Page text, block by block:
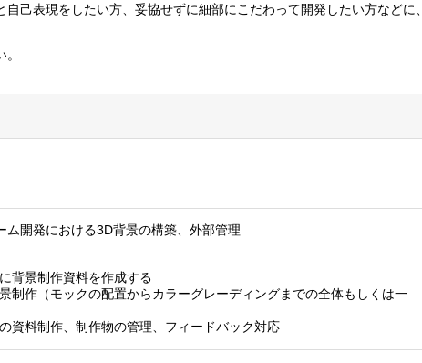
己表現をしたい方、妥協せずに細部にこだわって開発したい方などに、
ム開発における3D背景の構築、外部管理
背景制作資料を作成する
制作（モックの配置からカラーグレーディングまでの全体もしくは一
資料制作、制作物の管理、フィードバック対応